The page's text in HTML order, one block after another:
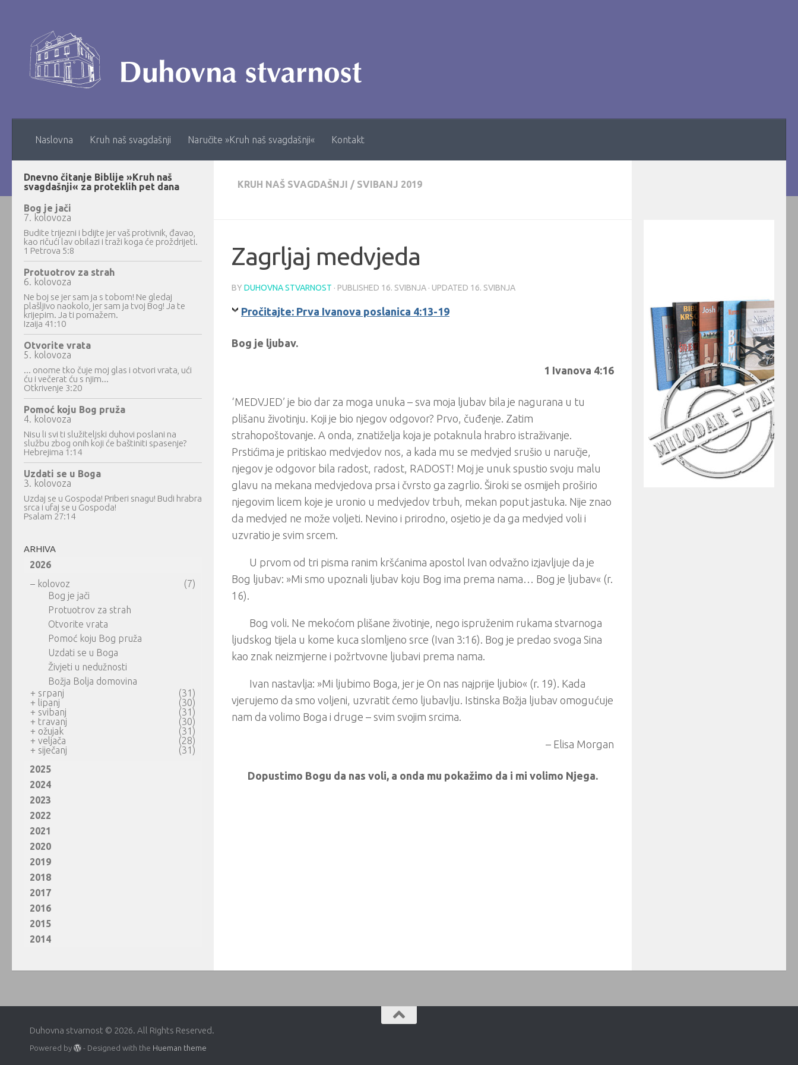
Naslovna Kruh naš svagdašnji Naručite »Kruh naš svagdašnji« Kontakt
KRUH NAŠ SVAGDAŠNJI / SVIBANJ 2019
Zagrljaj medvjeda
BY DUHOVNA STVARNOST · PUBLISHED 16. SVIBNJA · UPDATED 16. SVIBNJA
Pročitajte: Prva Ivanova poslanica 4:13-19
Bog je ljubav.
1 Ivanova 4:16
‘MEDVJED’ je bio dar za moga unuka – sva moja ljubav bila je nagurana u tu
plišanu životinju. Koji je bio njegov odgovor? Prvo, čuđenje. Zatim
strahopoštovanje. A onda, znatiželja koja je potaknula hrabro istraživanje.
Prstićima je pritiskao medvjedov nos, a kada mu se medvjed srušio u naručje,
njegov je odgovor bila radost, radost, RADOST! Moj je unuk spustio svoju malu
glavu na mekana medvjedova prsa i čvrsto ga zagrlio. Široki se osmijeh proširio
njegovim licem koje je uronio u medvjedov trbuh, mekan poput jastuka. Nije znao
da medvjed ne može voljeti. Nevino i prirodno, osjetio je da ga medvjed voli i
uzvratio je svim srcem.
U prvom od tri pisma ranim kršćanima apostol Ivan odvažno izjavljuje da je
Bog ljubav: »Mi smo upoznali ljubav koju Bog ima prema nama… Bog je ljubav« (r.
16).
Bog voli. Ne mekoćom plišane životinje, nego ispruženim rukama stvarnoga
ljudskog tijela u kome kuca slomljeno srce (Ivan 3:16). Bog je predao svoga Sina
kao znak neizmjerne i požrtvovne ljubavi prema nama.
Ivan nastavlja: »Mi ljubimo Boga, jer je On nas najprije ljubio« (r. 19). Kada
vjerujemo da smo voljeni, uzvratit ćemo ljubavlju. Istinska Božja ljubav omogućuje
nam da volimo Boga i druge – svim svojim srcima.
– Elisa Morgan
Dopustimo Bogu da nas voli, a onda mu pokažimo da i mi volimo Njega.
Dnevno čitanje Biblije »Kruh naš
svagdašnji« za proteklih pet dana
Bog je jači
7. kolovoza
Budite trijezni i bdijte jer vaš protivnik, đavao,
kao ričući lav obilazi i traži koga će proždrijeti.
1 Petrova 5:8
Protuotrov za strah
6. kolovoza
Ne boj se jer sam ja s tobom! Ne gledaj
plašljivo naokolo, jer sam ja tvoj Bog! Ja te
krijepim. Ja ti pomažem.
Izaija 41:10
Otvorite vrata
5. kolovoza
... onome tko čuje moj glas i otvori vrata, ući
ću i večerat ću s njim...
Otkrivenje 3:20
Pomoć koju Bog pruža
4. kolovoza
Nisu li svi ti služiteljski duhovi poslani na
službu zbog onih koji će baštiniti spasenje?
Hebrejima 1:14
Uzdati se u Boga
3. kolovoza
Uzdaj se u Gospoda! Priberi snagu! Budi hrabra
srca i ufaj se u Gospoda!
Psalam 27:14
ARHIVA
2026
– kolovoz
(7)
Bog je jači
Protuotrov za strah
Otvorite vrata
Pomoć koju Bog pruža
Uzdati se u Boga
Živjeti u nedužnosti
Božja Bolja domovina
+ srpanj
(31)
+ lipanj
(30)
+ svibanj
(31)
+ travanj
(30)
+ ožujak
(31)
+ veljača
(28)
+ siječanj
(31)
2025
2024
2023
2022
2021
2020
2019
2018
2017
2016
2015
2014
Duhovna stvarnost © 2026. All Rights Reserved.
Powered by - Designed with the Hueman theme